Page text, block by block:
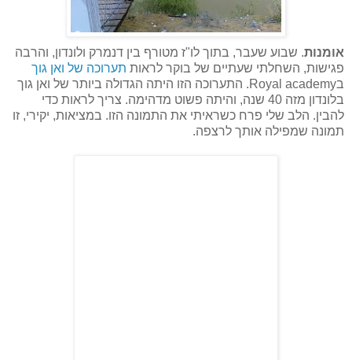
אומנות. שבוע שעבר, בתוך לו"ז מטורף בין דנמרק ולונדון, והרבה
פגישות, השחלתי שעתיים של בוקר לראות תערוכה של ואן גוך
בRoyal academy. התערוכה הזו היתה הגדולה ביותר של ואן גוך
בלונדון מזה 40 שנה, והיתה פשוט מדהימה. צריך לראות כדי
להבין. הלב שלי פרח כשראיתי את התמונה הזו. במציאות, יקירי, זו
תמונה שמפילה אותך לרצפה.